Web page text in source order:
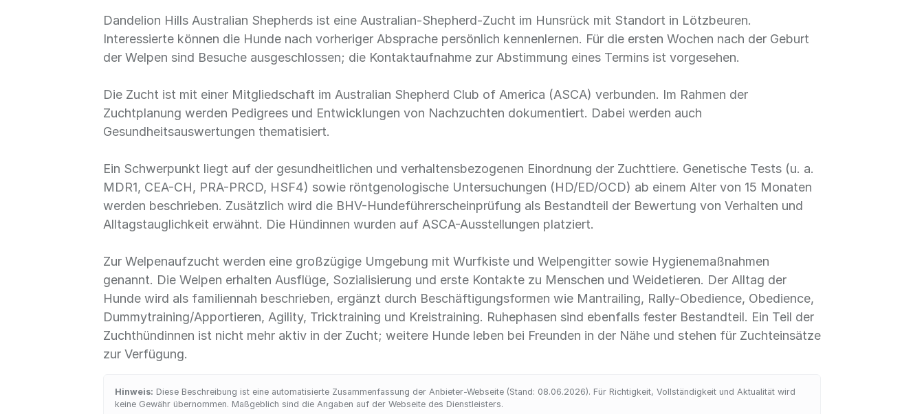
Dandelion Hills Australian Shepherds ist eine Australian-Shepherd-Zucht im Hunsrück mit Standort in Lötzbeuren.
Interessierte können die Hunde nach vorheriger Absprache persönlich kennenlernen. Für die ersten Wochen nach der Geburt
der Welpen sind Besuche ausgeschlossen; die Kontaktaufnahme zur Abstimmung eines Termins ist vorgesehen.
Die Zucht ist mit einer Mitgliedschaft im Australian Shepherd Club of America (ASCA) verbunden. Im Rahmen der
Zuchtplanung werden Pedigrees und Entwicklungen von Nachzuchten dokumentiert. Dabei werden auch
Gesundheitsauswertungen thematisiert.
Ein Schwerpunkt liegt auf der gesundheitlichen und verhaltensbezogenen Einordnung der Zuchttiere. Genetische Tests (u. a.
MDR1, CEA-CH, PRA-PRCD, HSF4) sowie röntgenologische Untersuchungen (HD/ED/OCD) ab einem Alter von 15 Monaten
werden beschrieben. Zusätzlich wird die BHV-Hundeführerscheinprüfung als Bestandteil der Bewertung von Verhalten und
Alltagstauglichkeit erwähnt. Die Hündinnen wurden auf ASCA-Ausstellungen platziert.
Zur Welpenaufzucht werden eine großzügige Umgebung mit Wurfkiste und Welpengitter sowie Hygienemaßnahmen
genannt. Die Welpen erhalten Ausflüge, Sozialisierung und erste Kontakte zu Menschen und Weidetieren. Der Alltag der
Hunde wird als familiennah beschrieben, ergänzt durch Beschäftigungsformen wie Mantrailing, Rally-Obedience, Obedience,
Dummytraining/Apportieren, Agility, Tricktraining und Kreistraining. Ruhephasen sind ebenfalls fester Bestandteil. Ein Teil der
Zuchthündinnen ist nicht mehr aktiv in der Zucht; weitere Hunde leben bei Freunden in der Nähe und stehen für Zuchteinsätze
zur Verfügung.
Hinweis: Diese Beschreibung ist eine automatisierte Zusammenfassung der Anbieter-Webseite (Stand: 08.06.2026). Für Richtigkeit, Vollständigkeit und Aktualität wird
keine Gewähr übernommen. Maßgeblich sind die Angaben auf der Webseite des Dienstleisters.